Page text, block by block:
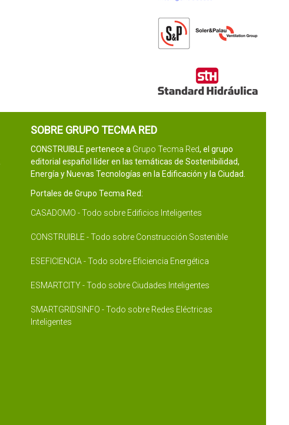
SOBRE GRUPO TECMA RED
CONSTRUIBLE pertenece a Grupo Tecma Red, el grupo
editorial español líder en las temáticas de Sostenibilidad,
Energía y Nuevas Tecnologías en la Edificación y la Ciudad.
Portales de Grupo Tecma Red:
CASADOMO - Todo sobre Edificios Inteligentes
CONSTRUIBLE - Todo sobre Construcción Sostenible
ESEFICIENCIA - Todo sobre Eficiencia Energética
ESMARTCITY - Todo sobre Ciudades Inteligentes
SMARTGRIDSINFO - Todo sobre Redes Eléctricas
Inteligentes